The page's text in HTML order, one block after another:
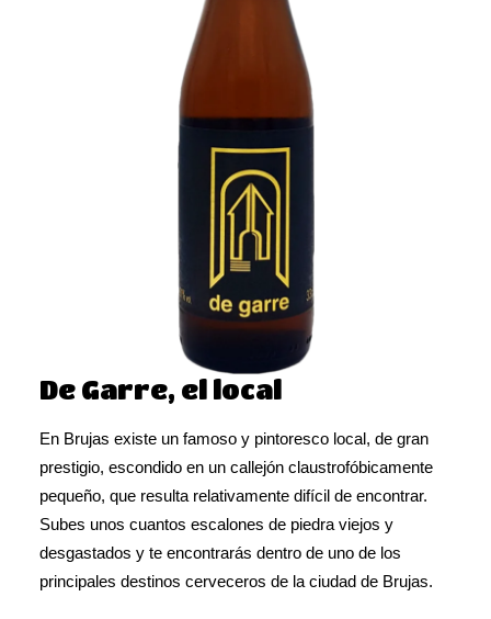
De Garre, el local
En Brujas existe un famoso y pintoresco local, de gran
prestigio, escondido en un callejón claustrofóbicamente
pequeño, que resulta relativamente difícil de encontrar.
Subes unos cuantos escalones de piedra viejos y
desgastados y te encontrarás dentro de uno de los
principales destinos cerveceros de la ciudad de Brujas.